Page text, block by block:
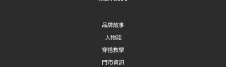
品牌故事
人物誌
穿搭教學
門市資訊